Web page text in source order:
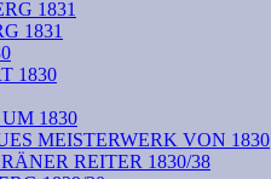
1831
1831
1830
1830
MEISTERWERK VON 1830
REITER 1830/38